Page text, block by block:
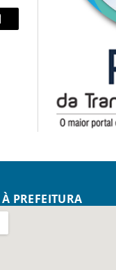
PREFEITURA